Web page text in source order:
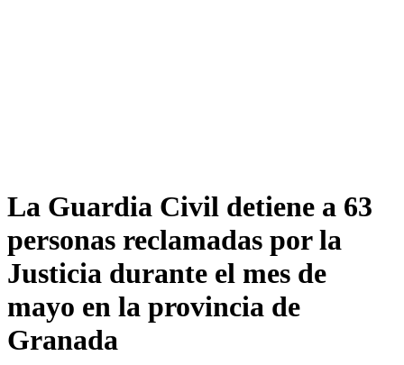
La Guardia Civil detiene a 63
personas reclamadas por la
Justicia durante el mes de
mayo en la provincia de
Granada